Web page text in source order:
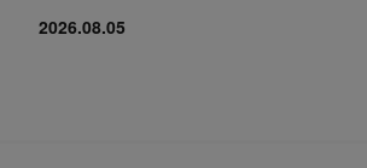
2026.08.05